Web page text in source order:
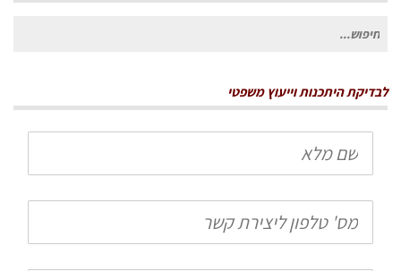
חיפוש
לבדיקת היתכנות וייעוץ משפטי
שם
מלא
טלפון